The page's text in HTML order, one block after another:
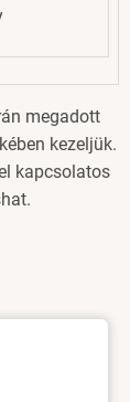
megadott
kezeljük.
kapcsolatos